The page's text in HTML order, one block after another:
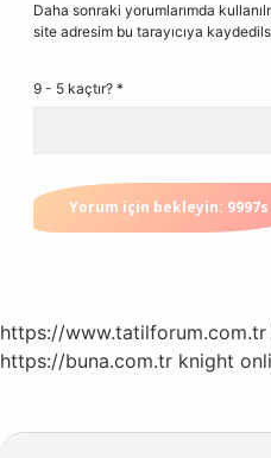
Daha sonraki yorumlarımda
site adresim bu tarayıcıya
9 - 5 kaçtır? *
https://www.tatilforum.com.tr
https://buna.com.tr knight